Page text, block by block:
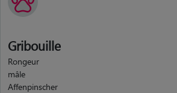
Gribouille
Rongeur
mâle
Affenpinscher